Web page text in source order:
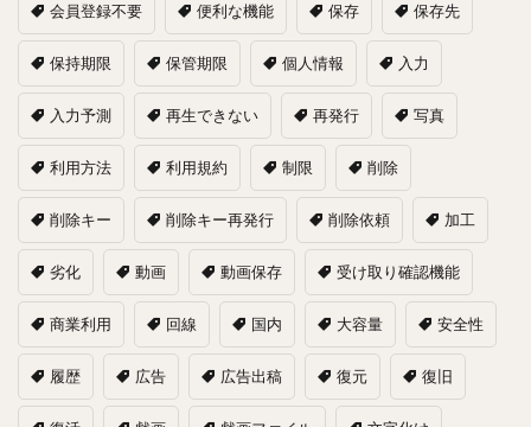
会員登録不要 便利な機能 保存 保存先
保持期限 保管期限 個人情報 入力
入力予測 再生できない 再発行 写真
利用方法 利用規約 制限 削除
削除キー 削除キー再発行 削除依頼 加工
劣化 動画 動画保存 受け取り確認機能
商業利用 回線 国内 大容量 安全性
履歴 広告 広告出稿 復元 復旧